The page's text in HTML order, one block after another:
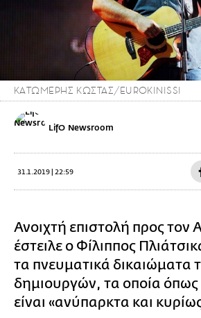
ΚΑΤΩΜΕΡΗΣ ΚΩΣΤΑΣ/EUROKINISSI
LifO Newsroom
31.1.2019 | 22:59
Ανοιχτή επιστολή προς τον
έστειλε ο Φίλιππος
τα πνευματικά δικαιώματα
δημιουργών, τα οποία όπως
είναι «ανύπαρκτα και